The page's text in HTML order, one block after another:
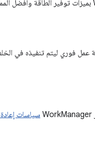
سياسات